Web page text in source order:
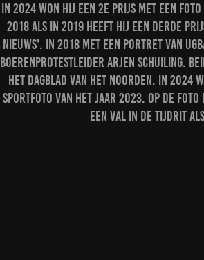
In 2024 won hij een 2e prijs met een
2018 als in 2019 heeft hij een derde
nieuws'. In 2018 met een portret van
boerenprotestleider Arjen Schuiling.
het Dagblad van het Noorden. In
Sportfoto van het jaar 2023. Op de foto
een val in de tijdrit